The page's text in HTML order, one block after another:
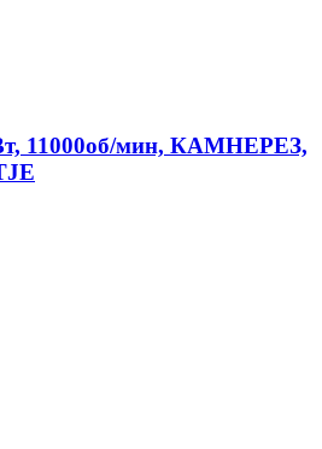
11000об/мин, КАМНЕРЕЗ,